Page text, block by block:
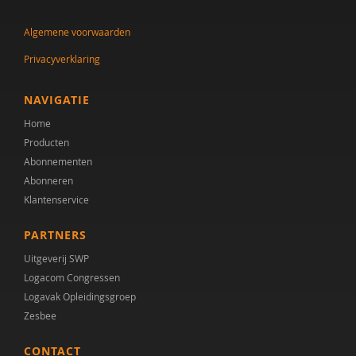
Dr. C.A. Hartman
Cissy Canninga
Stynke Castelein
Yuki Curiel
Drs. D.C. Ligtvoet
Lineke Davids
Yvette Dijkxhoorn
Daniël van der Doelen
Nina Dos Santos
Prof. dr. F. (Fop) Verheij
Algemene voorwaarden
Privacyverklaring
NAVIGATIE
Home
Producten
Abonnementen
Abonneren
Klantenservice
PARTNERS
Uitgeverij SWP
Logacom Congressen
Logavak Opleidingsgroep
Zesbee
CONTACT